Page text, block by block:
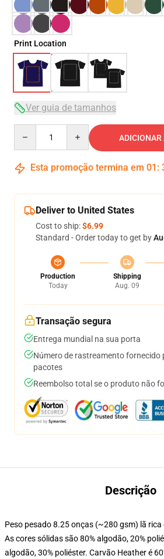
Print Location
Ver guia de tamanhos
ADICIONAR
Esta promoção termina em 01 :
Deliver to United States
Cost to ship:$6.99
Standard - Order today to get by
Production
Today
Shipping
Aug. 09
Transação segura
Entrega mundial na sua porta
Número de rastreamento fornecido
pacotes
Reembolso total se o produto não
Descrição
Peso pesado 8.25 onças (~280 gsm) lã rica
As cores sólidas são 80% algodão, 20%
algodão, 30% poliéster. Carvão Heather é